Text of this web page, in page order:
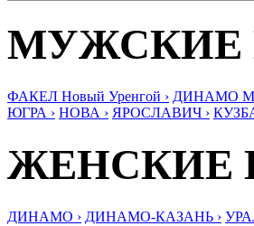
МУЖСКИЕ
ФАКЕЛ Новый Уренгой › ДИНАМО
ЮГРА › НОВА › ЯРОСЛАВИЧ ›
ЖЕНСКИЕ
ДИНАМО › ДИНАМО-КАЗАНЬ ›